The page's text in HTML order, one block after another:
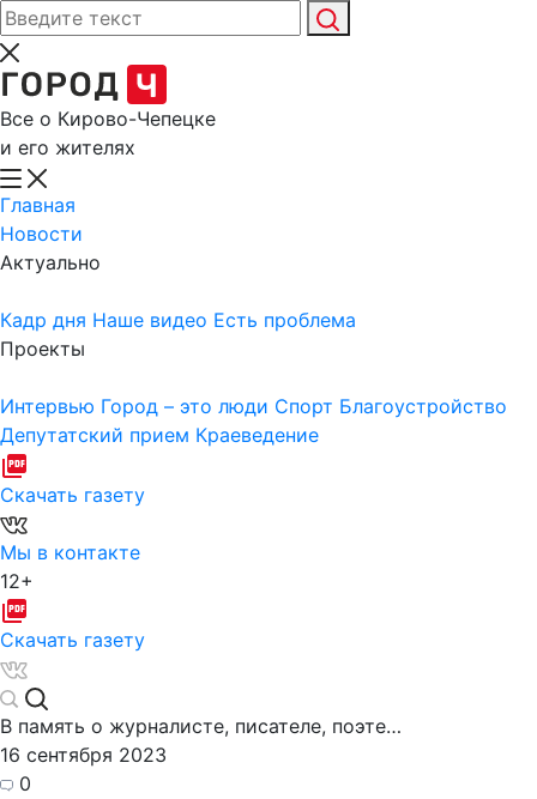
Все о Кирово-Чепецке
и его жителях
Главная
Новости
Актуально
Кадр дня Наше видео Есть проблема
Проекты
Интервью Город – это люди Спорт Благоустройство
Депутатский прием Краеведение
Скачать газету
Мы в контакте
12+
Скачать газету
В память о журналисте, писателе, поэте…
16 сентября 2023
0